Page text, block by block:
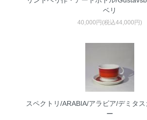
ベリ
40,000円(税込44,000円)
スペクトリ/ARABIA/アラビア/デミタ
ー